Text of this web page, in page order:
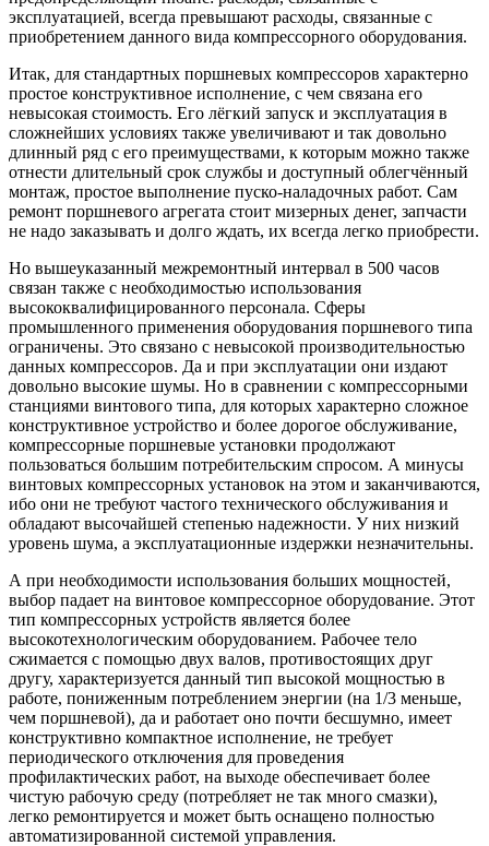
эксплуатацией, всегда превышают расходы, связанные с
приобретением данного вида компрессорного оборудования.
Итак, для стандартных поршневых компрессоров характерно
простое конструктивное исполнение, с чем связана его
невысокая стоимость. Его лёгкий запуск и эксплуатация в
сложнейших условиях также увеличивают и так довольно
длинный ряд с его преимуществами, к которым можно также
отнести длительный срок службы и доступный облегчённый
монтаж, простое выполнение пуско-наладочных работ. Сам
ремонт поршневого агрегата стоит мизерных денег, запчасти
не надо заказывать и долго ждать, их всегда легко приобрести.
Но вышеуказанный межремонтный интервал в 500 часов
связан также с необходимостью использования
высококвалифицированного персонала. Сферы
промышленного применения оборудования поршневого типа
ограничены. Это связано с невысокой производительностью
данных компрессоров. Да и при эксплуатации они издают
довольно высокие шумы. Но в сравнении с компрессорными
станциями винтового типа, для которых характерно сложное
конструктивное устройство и более дорогое обслуживание,
компрессорные поршневые установки продолжают
пользоваться большим потребительским спросом. А минусы
винтовых компрессорных установок на этом и заканчиваются,
ибо они не требуют частого технического обслуживания и
обладают высочайшей степенью надежности. У них низкий
уровень шума, а эксплуатационные издержки незначительны.
А при необходимости использования больших мощностей,
выбор падает на винтовое компрессорное оборудование. Этот
тип компрессорных устройств является более
высокотехнологическим оборудованием. Рабочее тело
сжимается с помощью двух валов, противостоящих друг
другу, характеризуется данный тип высокой мощностью в
работе, пониженным потреблением энергии (на 1/3 меньше,
чем поршневой), да и работает оно почти бесшумно, имеет
конструктивно компактное исполнение, не требует
периодического отключения для проведения
профилактических работ, на выходе обеспечивает более
чистую рабочую среду (потребляет не так много смазки),
легко ремонтируется и может быть оснащено полностью
автоматизированной системой управления.